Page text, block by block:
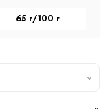
65 г/100 г